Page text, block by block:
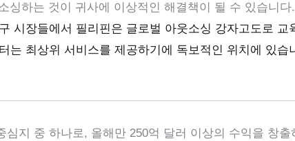
싱하는 것이 귀사에 이상적인 해결책이 될 수 있습니다.
시장들에서 필리핀은 글로벌 아웃소싱 강자고도로 교
는 최상위 서비스를 제공하기에 독보적인 위치에 있습
지 중 하나로, 올해만 250억 달러 이상의 수익을 창